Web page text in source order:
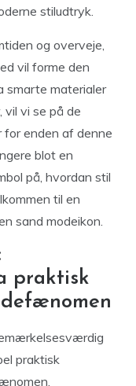
stiludtryk.
og overveje,
vil forme den
materialer
vil vi se på de
enden af denne
blot en
på, hvordan stil
til en
sand modeikon.
praktisk
praktisk